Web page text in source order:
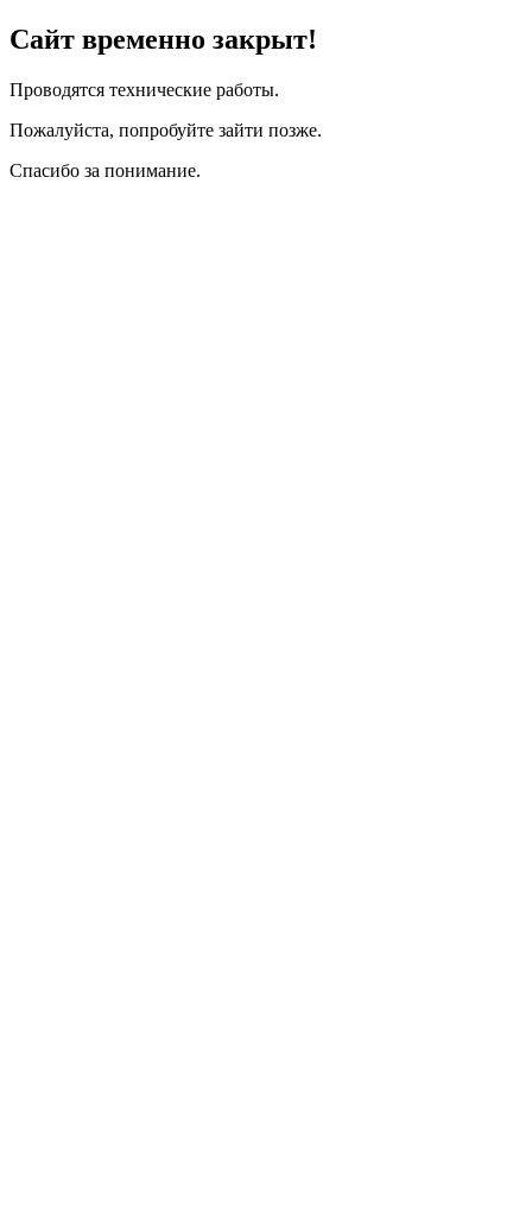
Сайт временно закрыт!
Проводятся технические работы.
Пожалуйста, попробуйте зайти позже.
Спасибо за понимание.